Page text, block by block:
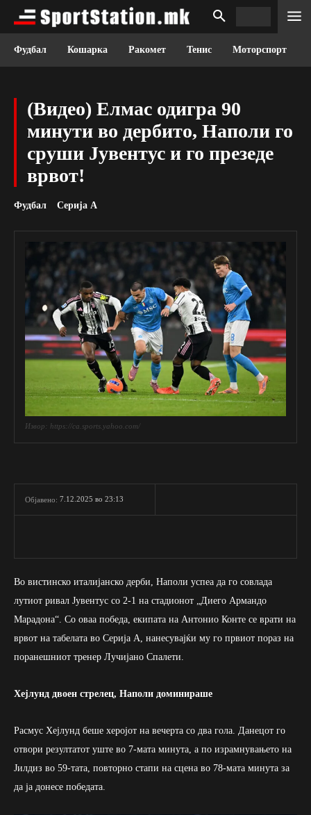
Фудбал Кошарка Ракомет Тенис Моторспорт
(Видео) Елмас одигра 90
минути во дербито, Наполи го
сруши Јувентус и го презеде
врвот!
Фудбал Серија А
Извор: https://ca.sports.yahoo.com/
Објавено: 7.12.2025 во 23:13
Во вистинско италијанско дерби, Наполи успеа да го совлада
лутиот ривал Јувентус со 2-1 на стадионот „Диего Армандо
Марадона“. Со оваа победа, екипата на Антонио Конте се врати на
врвот на табелата во Серија А, нанесувајќи му го првиот пораз на
поранешниот тренер Лучијано Спалети.
Хејлунд двоен стрелец, Наполи доминираше
Расмус Хејлунд беше херојот на вечерта со два гола. Данецот го
отвори резултатот уште во 7-мата минута, а по израмнувањето на
Јилдиз во 59-тата, повторно стапи на сцена во 78-мата минута за
да ја донесе победата.